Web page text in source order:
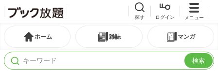
探す ログイン メニュー
ホーム 雑誌 マンガ
検索